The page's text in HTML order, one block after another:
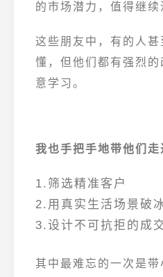
的市场潜力，值得继续
这些朋友中，有的人
懂，但他们都有强烈
意学习。
我也手把手地带他们走
1.筛选精准客户
2.用真实生活场景破
3.设计不可抗拒的成
其中最难忘的一次是带